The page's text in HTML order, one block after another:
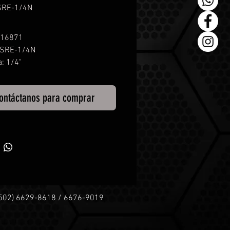
1/4N
1/4N
1/4"
5 A
Variable: 11,300-28,000 RPM
Frecuencia: 120V/60Hz
para comprar
6629-8618 / 6676-9019